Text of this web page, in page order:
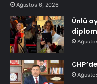
Ağustos 6, 2026
Ünlü